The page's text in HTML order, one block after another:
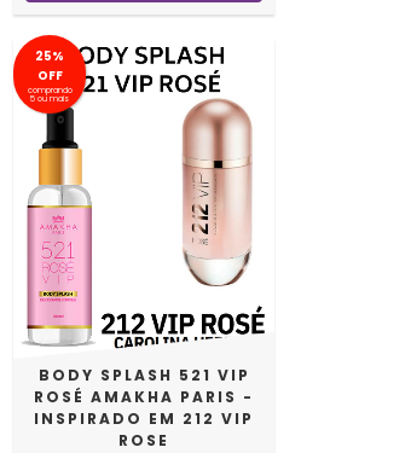
25%
OFF
comprando
5 ou mais
BODY SPLASH 521 VIP
ROSÉ AMAKHA PARIS -
INSPIRADO EM 212 VIP
ROSE